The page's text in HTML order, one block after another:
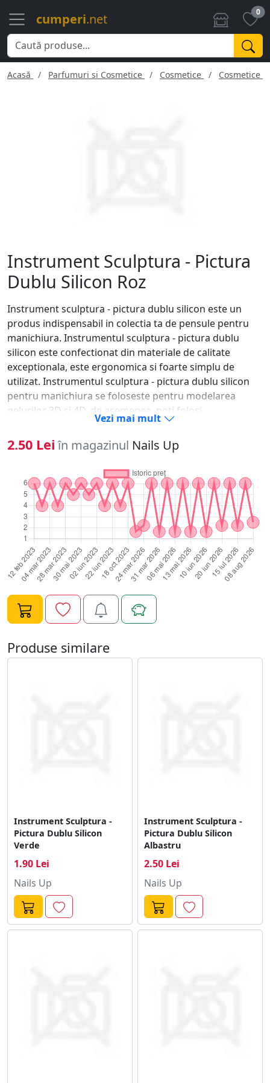
cumperi.net 0
Acasă Parfumuri si Cosmetice Cosmetice Cosmetice
Instrument Sculptura - Pictura
Dublu Silicon Roz
Instrument sculptura - pictura dublu silicon este un
produs indispensabil in colectia ta de pensule pentru
manichiura. Instrumentul sculptura - pictura dublu
silicon este confectionat din materiale de calitate
exceptionala, este ergonomica si foarte simplu de
utilizat. Instrumentul sculptura - pictura dublu silicon
pentru manichiura se foloseste pentru modelarea
gelurilor 3D si 4D, de asemenea, poti folosi
instrumentul sculptura - pictura dublu silicon si pentru
acryl sau geluri plastelina. Instrumentul sculptura -
pictura dublu silicon este prevazut cu doua capete. Poti
folosi instrument sculptura - pictura dublu silicon in
Nail Art, pentru diverse modele inedite, sau in aplicarea
pigmentului. Alege instrumentul sculptura - pictura
dublu silicon si foloseste-l in procesul de manichiura
pentru mai multe operatii. Instrument sculptura -
pictura dublu silicon este specializat in realizarea
modelelor complexe pe unghii fara sa oboseasca mana.
Poti sa folosesti instrumentul sculptura - pictura dublu
silicon pentru pictura pe unghii sau in constructia
unghiilor cu gel UV sau acryl.
Vezi mai mult
2.50 Lei în magazinul Nails Up
Produse similare
Instrument Sculptura -
Pictura Dublu Silicon
Verde
1.90 Lei
Nails Up
Instrument Sculptura -
Pictura Dublu Silicon
Albastru
2.50 Lei
Nails Up